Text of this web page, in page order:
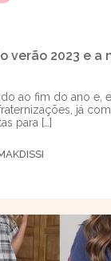
verão 2023 e a
ao fim do ano e,
já
para […]